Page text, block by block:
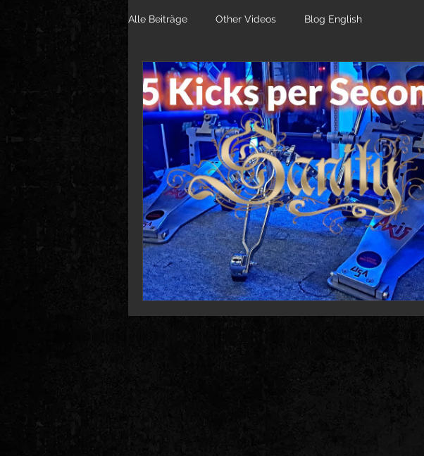
Alle Beiträge Other Videos Blog English